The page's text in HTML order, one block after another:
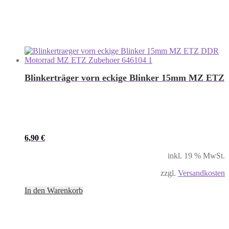
Blinkerträger vorn eckige Blinker 15mm MZ ETZ
6,90 €
inkl. 19 % MwSt.
zzgl. Versandkosten
In den Warenkorb